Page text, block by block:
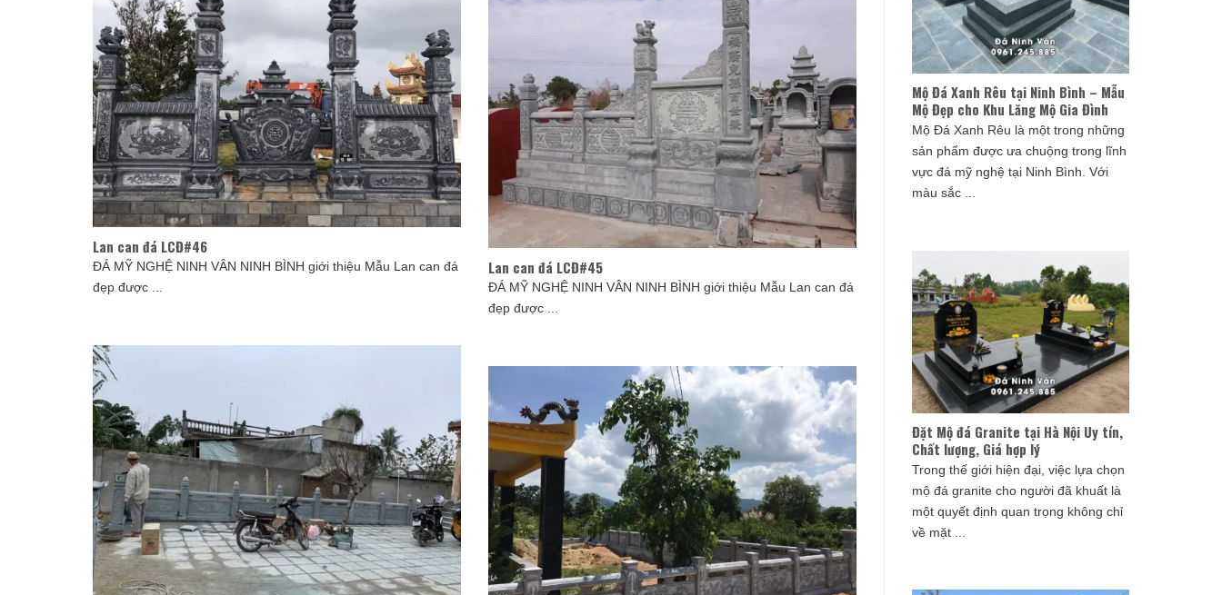
Lan can đá LCĐ#46
ĐÁ MỸ NGHỆ NINH VÂN NINH BÌNH giới thiệu Mẫu Lan can đá
đẹp được ...
Lan can đá LCĐ#45
ĐÁ MỸ NGHỆ NINH VÂN NINH BÌNH giới thiệu Mẫu Lan can đá
đẹp được ...
Mộ Đá Xanh Rêu tại Ninh Bình – Mẫu
Mộ Đẹp cho Khu Lăng Mộ Gia Đình
Mộ Đá Xanh Rêu là một trong những
sản phẩm được ưa chuộng trong lĩnh
vực đá mỹ nghệ tại Ninh Bình. Với
màu sắc ...
Đặt Mộ đá Granite tại Hà Nội Uy tín,
Chất lượng, Giá hợp lý
Trong thế giới hiện đại, việc lựa chọn
mộ đá granite cho người đã khuất là
một quyết định quan trọng không chỉ
về mặt ...